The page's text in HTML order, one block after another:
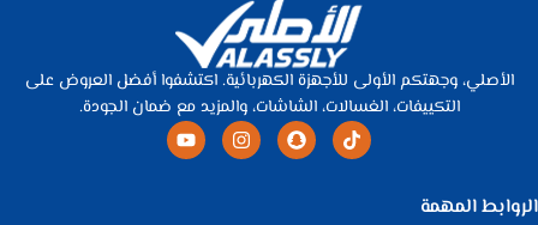
الأصلي، وجهتكم الأولى للأجهزة الكهربائية. اكتشفوا أفضل العروض على
التكييفات، الغسالات، الشاشات، والمزيد مع ضمان الجودة.
الروابط المهمة